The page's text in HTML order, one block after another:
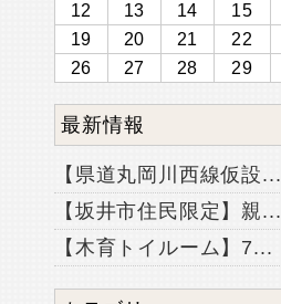
12
13 14 15
19
20 21 22
26
27 28 29
最新情報
【県道丸岡川西線仮設...
【坂井市住民限定】親...
【木育トイルーム】7...